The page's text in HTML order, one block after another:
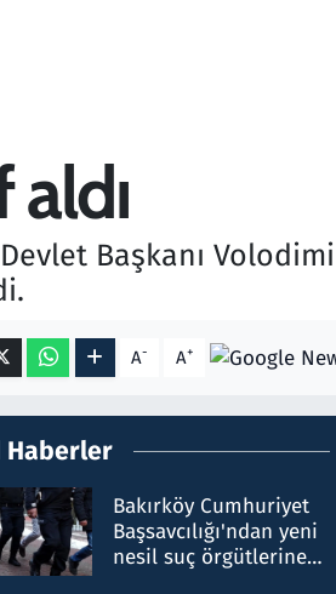
Başkanı
A- A+
Haberler
Bakırköy Cumhuriyet
Başsavcılığı'ndan yeni
nesil suç örgütlerine